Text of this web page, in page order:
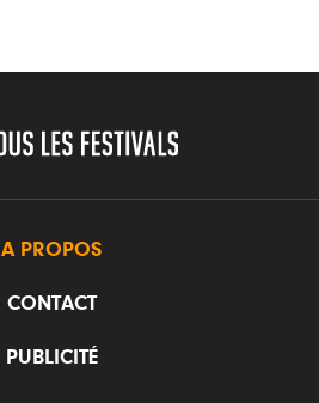
A PROPOS
CONTACT
PUBLICITÉ